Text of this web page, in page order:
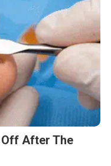
Off After The